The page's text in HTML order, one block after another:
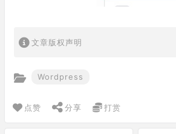
文章版权声明
Wordpress
点赞 分享 打赏